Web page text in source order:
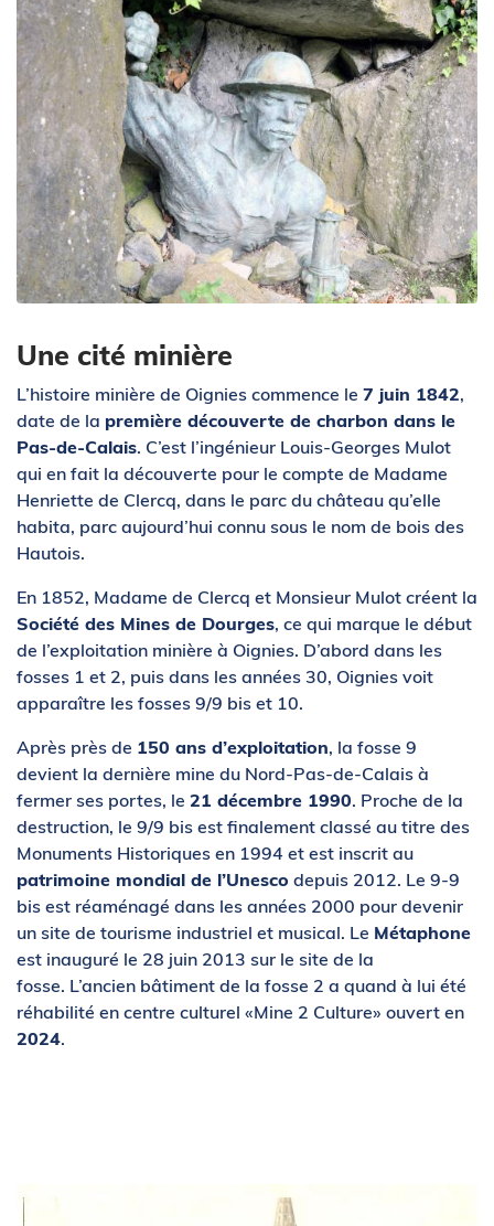
Une cité minière
L’histoire minière de Oignies commence le 7 juin 1842,
date de la première découverte de charbon dans le
Pas-de-Calais. C’est l’ingénieur Louis-Georges Mulot
qui en fait la découverte pour le compte de Madame
Henriette de Clercq, dans le parc du château qu’elle
habita, parc aujourd’hui connu sous le nom de bois des
Hautois.
En 1852, Madame de Clercq et Monsieur Mulot créent la
Société des Mines de Dourges, ce qui marque le début
de l’exploitation minière à Oignies. D’abord dans les
fosses 1 et 2, puis dans les années 30, Oignies voit
apparaître les fosses 9/9 bis et 10.
Après près de 150 ans d’exploitation, la fosse 9
devient la dernière mine du Nord-Pas-de-Calais à
fermer ses portes, le 21 décembre 1990. Proche de la
destruction, le 9/9 bis est finalement classé au titre des
Monuments Historiques en 1994 et est inscrit au
patrimoine mondial de l’Unesco depuis 2012. Le 9-9
bis est réaménagé dans les années 2000 pour devenir
un site de tourisme industriel et musical. Le Métaphone
est inauguré le 28 juin 2013 sur le site de la
fosse. L’ancien bâtiment de la fosse 2 a quand à lui été
réhabilité en centre culturel «Mine 2 Culture» ouvert en
2024.